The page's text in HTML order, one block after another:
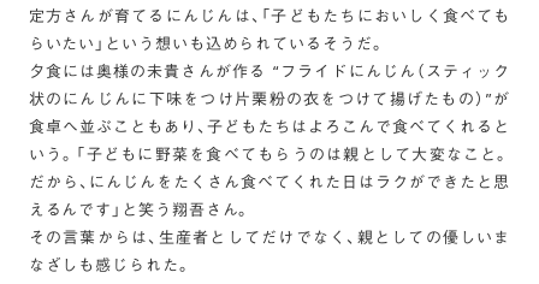
定方さんが育てるにんじんは、「子どもたちにおいしく食べても
らいたい」という想いも込められているそうだ。
夕食には奥様の未貴さんが作る “フライドにんじん（スティック
状のにんじんに下味をつけ片栗粉の衣をつけて揚げたもの）”が
食卓へ並ぶこともあり、子どもたちはよろこんで食べてくれると
いう。「子どもに野菜を食べてもらうのは親として大変なこと。
だから、にんじんをたくさん食べてくれた日はラクができたと思
えるんです」と笑う翔吾さん。
その言葉からは、生産者としてだけでなく、親としての優しいま
なざしも感じられた。